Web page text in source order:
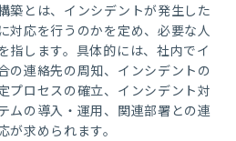
築とは、インシデントが発生した
対応を行うのかを定め、必要な人
指します。具体的には、社内でイ
の連絡先の周知、インシデントの
プロセスの確立、インシデント対
ムの導入・運用、関連部署との連
求められます。